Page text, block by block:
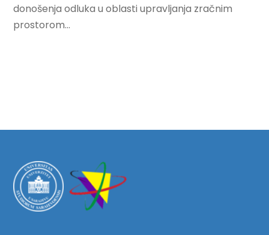
donošenja odluka u oblasti upravljanja zračnim
prostorom...